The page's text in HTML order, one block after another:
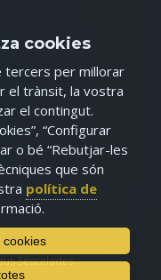
Sescelades
cookies
tercers per millorar
el trànsit, la vostra
el contingut.
“Configurar
o bé “Rebutjar-les
que són
política de
cookies